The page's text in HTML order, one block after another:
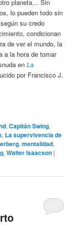
planeta… Sin
lo pueden todo sin
su credo
condicionan
de ver el mundo, la
a la hora de tomar
enLa
por Francisco J.
,Capitán Swing,
, La supervivencia de
,mentalidad,
,Walter Isaacson |